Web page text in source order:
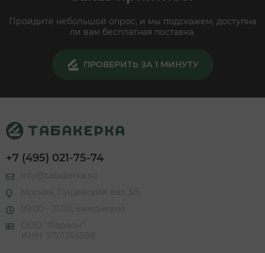
Пройдите небольшой опрос, и мы подскажем, доступна
ли вам бесплатная поставка.
ПРОВЕРИТЬ ЗА 1 МИНУТУ
+7 (495) 021-75-74